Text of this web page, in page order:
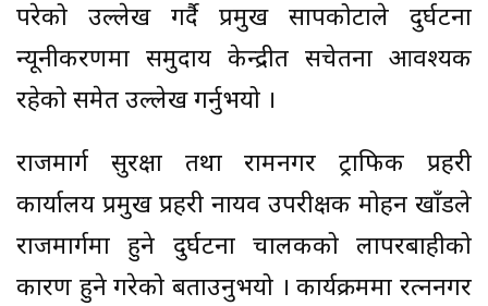
परेको उल्लेख गर्दै प्रमुख सापकोटाले दुर्घटना
न्यूनीकरणमा समुदाय केन्द्रीत सचेतना आवश्यक
रहेको समेत उल्लेख गर्नुभयो ।
राजमार्ग सुरक्षा तथा रामनगर ट्राफिक प्रहरी
कार्यालय प्रमुख प्रहरी नायव उपरीक्षक मोहन खाँडले
राजमार्गमा हुने दुर्घटना चालकको लापरबाहीको
कारण हुने गरेको बताउनुभयो । कार्यक्रममा रत्ननगर